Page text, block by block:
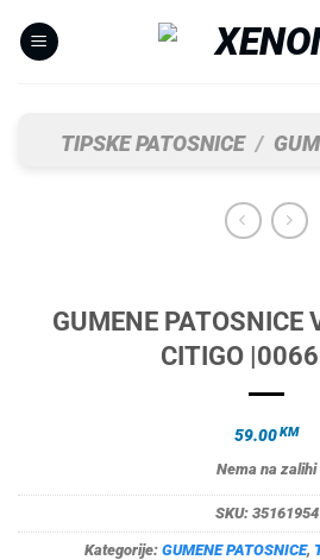
TIPSKE PATOSNICE /
GUMENE PATOSNICE
CITIGO
59.00KM
Nema na zalihi
SKU: 35161954
Kategorije: GUMENE PATOSNICE,